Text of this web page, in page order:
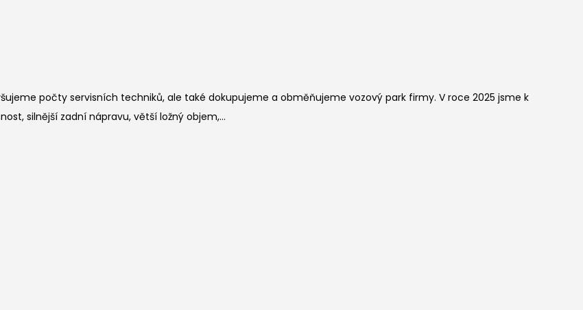
počty servisních techniků, ale také dokupujeme a obměňujeme vozový park firmy. V roce 2025 jsme k
silnější zadní nápravu, větší ložný objem,...